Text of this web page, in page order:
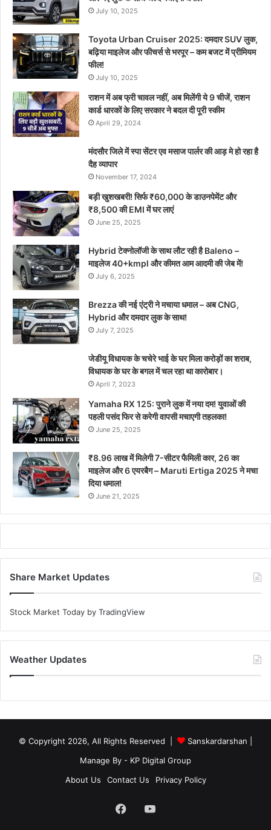
July 10, 2025
Toyota Urban Cruiser 2025: दमदार SUV लुक,
बढ़िया माइलेज और फीचर्स से भरपूर – कम बजट में प्रीमियम
फील!
July 10, 2025
राशन में अब फ्री चावल नहीं, अब मिलेंगी ये 9 चीजें, राशन
कार्ड धारकों के लिए सरकार ने बदल दी पूरी स्कीम
April 29, 2024
मंदसौर जिले में स्पा सेंटर एव मसाज पार्लर की आड़ मे हो रहा है
दैह व्यापार
November 17, 2024
बड़ी खुशखबरी! सिर्फ ₹60,000 के डाउनपेमेंट और
₹8,500 की EMI में घर लाएं
June 25, 2025
Hybrid टेक्नोलॉजी के साथ लौट रही है Baleno –
माइलेज 40+kmpl और कीमत आम आदमी की जेब में!
July 6, 2025
Brezza की नई एंट्री ने मचाया धमाल – अब CNG,
Hybrid और दमदार लुक के साथ!
July 7, 2025
जेडीयू विधायक के चचेरे भाई के घर मिला करोड़ों का शराब,
विधायक के घर के बगल में चल रहा था कारोबार।
April 7, 2023
Yamaha RX 125: पुराने लुक में नया दम! युवाओं की
पहली पसंद फिर से करेगी वापसी मचाएगी तहलका!
June 25, 2025
₹8.96 लाख में मिलेगी 7-सीटर फैमिली कार, 26 का
माइलेज और 6 एयरबैग – Maruti Ertiga 2025 ने मचा
दिया धमाल!
June 21, 2025
Share Market Updates
Stock Market Today by TradingView
Weather Updates
© Copyright 2026, All Rights Reserved | Sanskardarshan
Manage By - KP Digital Group
About Us
Contact Us Privacy Policy
FacebookYouTube